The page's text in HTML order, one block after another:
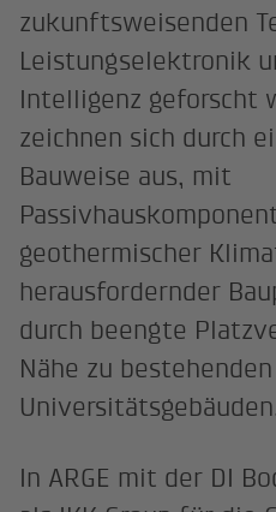
zukunftsweisenden
Leistungselektronik
Intelligenz geforscht
zeichnen sich durch
Bauweise aus, mit
geothermischer
herausfordernder
durch beengte
Nähe zu bestehenden
In ARGE mit der DI